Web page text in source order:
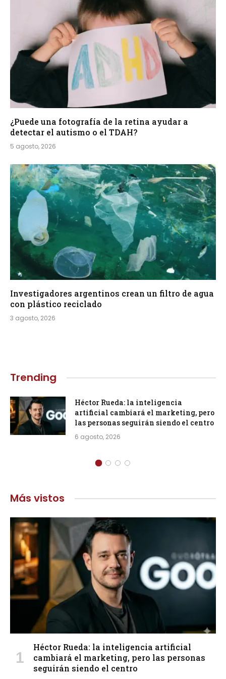
¿Puede una fotografía de la retina ayudar a
detectar el autismo o el TDAH?
5 agosto, 2026
Investigadores argentinos crean un filtro de agua
con plástico reciclado
3 agosto, 2026
Trending
Héctor Rueda: la inteligencia
artificial cambiará el marketing, pero
las personas seguirán siendo el centro
6 agosto, 2026
Más vistos
Héctor Rueda: la inteligencia artificial
cambiará el marketing, pero las personas
seguirán siendo el centro